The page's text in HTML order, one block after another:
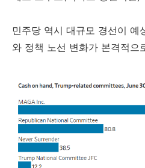
민주당 역시 대규모 경선이 예
와 정책 노선 변화가 본격적으